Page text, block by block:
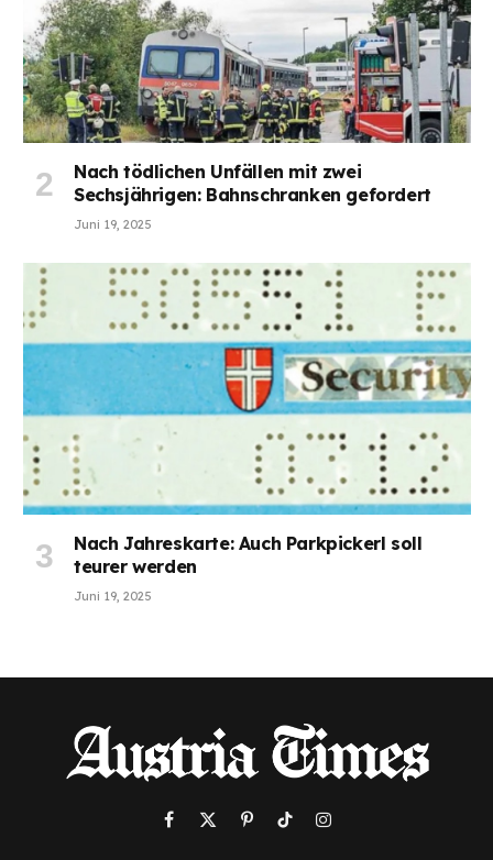
Nach tödlichen Unfällen mit zwei
Sechsjährigen: Bahnschranken gefordert
Juni 19, 2025
Nach Jahreskarte: Auch Parkpickerl soll
teurer werden
Juni 19, 2025
Facebook
X
PinterestTikTokInstagram